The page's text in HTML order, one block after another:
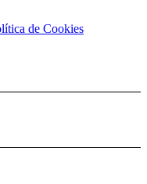
de Cookies